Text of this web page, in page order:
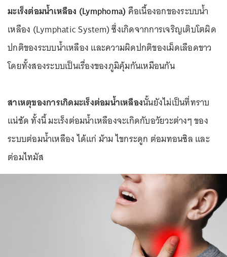
มะเร็งต่อมน้ำเหลือง (Lymphoma)คือเนื้องอกของระบบน้ำ
เหลือง (Lymphatic System) ซึ่งเกิดจากการเจริญเติบโตผิด
ปกติของระบบน้ำเหลือง และความผิดปกติของเม็ดเลือดขาว
โดยทั้งสองระบบเป็นเรื่องของภูมิคุ้มกันเหมือนกัน
สาเหตุของการเกิดมะเร็งต่อมน้ำเหลืองนั้นยังไม่เป็นที่ทราบ
แน่ชัด ทั้งนี้ มะเร็งต่อมน้ำเหลืองจะเกิดกับอวัยวะต่างๆ ของ
ระบบต่อมน้ำเหลือง ได้แก่ ม้าม ไขกระดูก ต่อมทอนซิล และ
ต่อมไทมัส